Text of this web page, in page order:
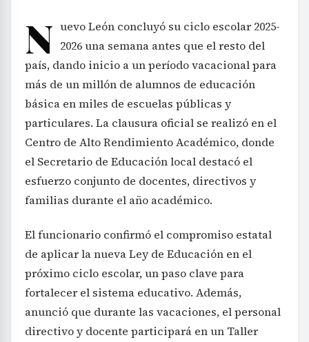
N uevo León concluyó su ciclo escolar 2025-
2026 una semana antes que el resto del
país, dando inicio a un período vacacional para
más de un millón de alumnos de educación
básica en miles de escuelas públicas y
particulares. La clausura oficial se realizó en el
Centro de Alto Rendimiento Académico, donde
el Secretario de Educación local destacó el
esfuerzo conjunto de docentes, directivos y
familias durante el año académico.
El funcionario confirmó el compromiso estatal
de aplicar la nueva Ley de Educación en el
próximo ciclo escolar, un paso clave para
fortalecer el sistema educativo. Además,
anunció que durante las vacaciones, el personal
directivo y docente participará en un Taller